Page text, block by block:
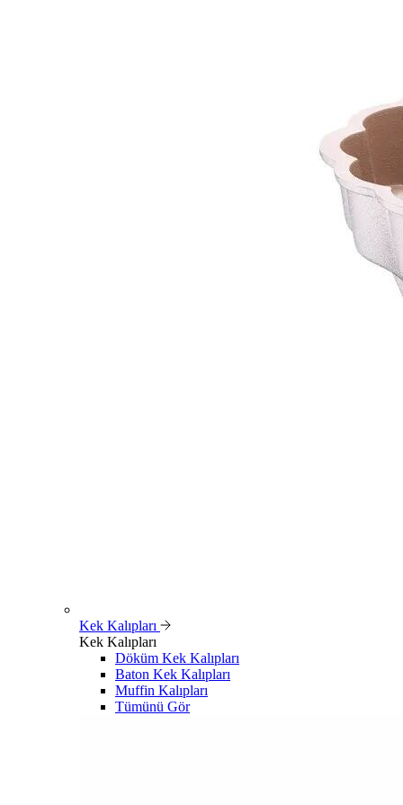
Kek Kalıpları
Kek Kalıpları
Döküm Kek Kalıpları
Baton Kek Kalıpları
Muffin Kalıpları
Tümünü Gör